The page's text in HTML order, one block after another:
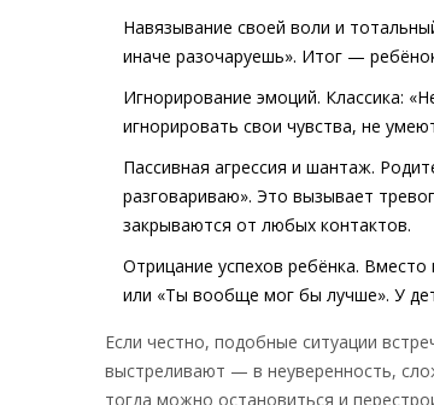
Навязывание своей воли и
иначе разочаруешь». Итог —
Игнорирование эмоций. Классика:
игнорировать свои чувства, не
Пассивная агрессия и шантаж.
разговариваю». Это вызывает
закрываются от любых контактов.
Отрицание успехов ребёнка.
или «Ты вообще мог бы лучше». У
Если честно, подобные ситуации
выстреливают — в неуверенность,
тогда можно остановиться и